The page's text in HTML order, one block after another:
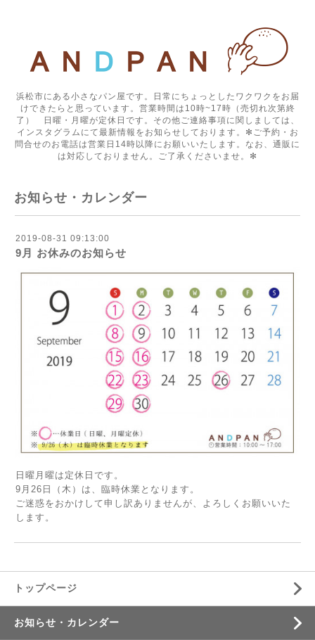
浜松市にある小さなパン屋です。日常にちょっとしたワクワクをお届
けできたらと思っています。営業時間は10時~17時（売切れ次第終
了） 日曜・月曜が定休日です。その他ご連絡事項に関しましては、
インスタグラムにて最新情報をお知らせしております。✻ご予約・お
問合せのお電話は営業日14時以降にお願いいたします。なお、通販に
は対応しておりません。ご了承くださいませ。✻
お知らせ・カレンダー
2019-08-31 09:13:00
9月 お休みのお知らせ
日曜月曜は定休日です。
9月26日（木）は、臨時休業となります。
ご迷惑をおかけして申し訳ありませんが、よろしくお願いいた
します。
トップページ
お知らせ・カレンダー